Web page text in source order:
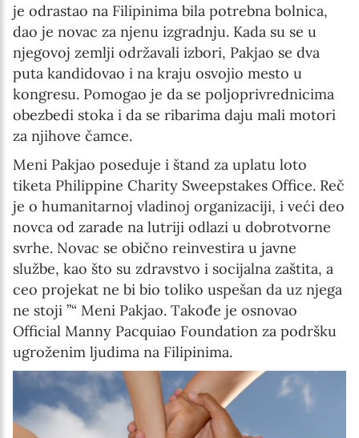
je odrastao na Filipinima bila potrebna bolnica,
dao je novac za njenu izgradnju. Kada su se u
njegovoj zemlji održavali izbori, Pakjao se dva
puta kandidovao i na kraju osvojio mesto u
kongresu. Pomogao je da se poljoprivrednicima
obezbedi stoka i da se ribarima daju mali motori
za njihove čamce.
Meni Pakjao poseduje i štand za uplatu loto
tiketa Philippine Charity Sweepstakes Office. Reč
je o humanitarnoj vladinoj organizaciji, i veći deo
novca od zarade na lutriji odlazi u dobrotvorne
svrhe. Novac se obično reinvestira u javne
službe, kao što su zdravstvo i socijalna zaštita, a
ceo projekat ne bi bio toliko uspešan da uz njega
ne stoji ”“ Meni Pakjao. Takođe je osnovao
Official Manny Pacquiao Foundation za podršku
ugroženim ljudima na Filipinima.